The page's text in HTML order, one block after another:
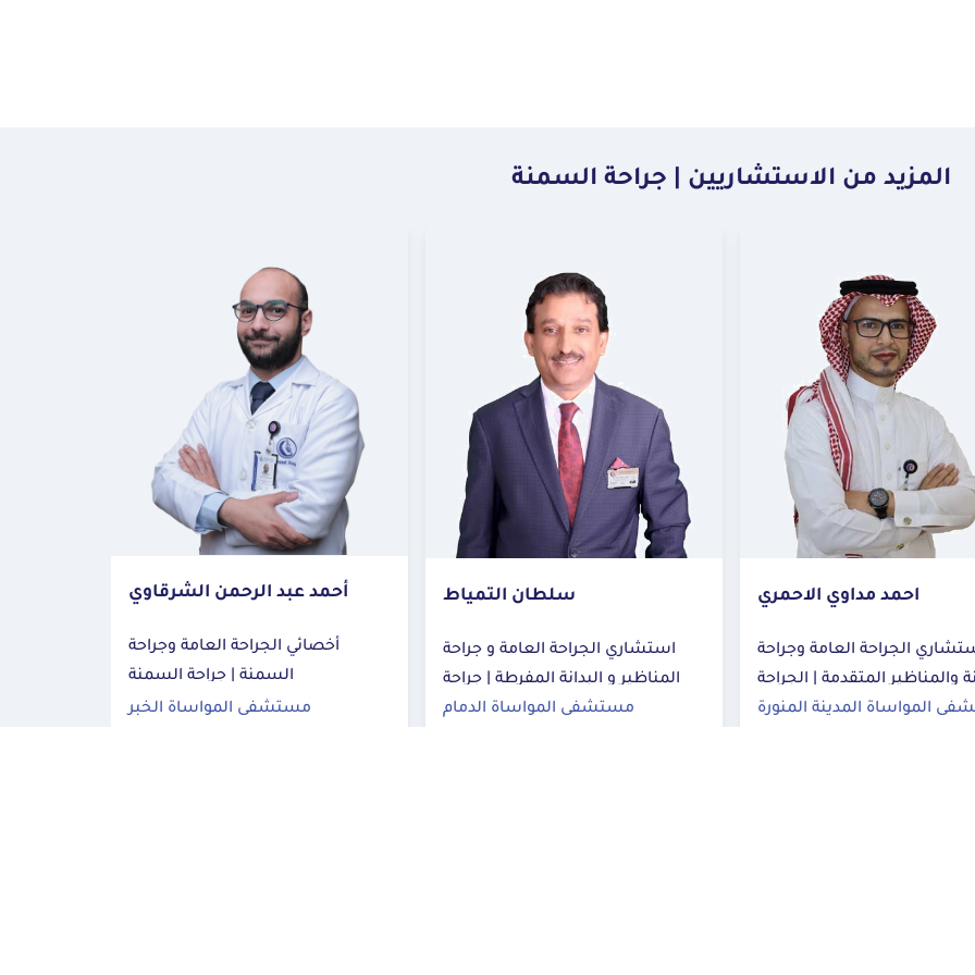
المزيد من الاستشاريين | جراحة السمنة
| الجراحة
سلطان التمياط
استشاري الجراحة العامة و جراحة
المناظير و البدانة المفرطة | جراحة
مستشفى المواساة الدمام
أحمد عبد الرحمن الشرقاوي
أخصائي الجراحة العامة وجراحة
السمنة | جراحة السمنة
مستشفى المواساة الخبر
سامي فهد العصاري
بروفسور مساعد واستشاري جراحة
مستشفى المواساة الخبر